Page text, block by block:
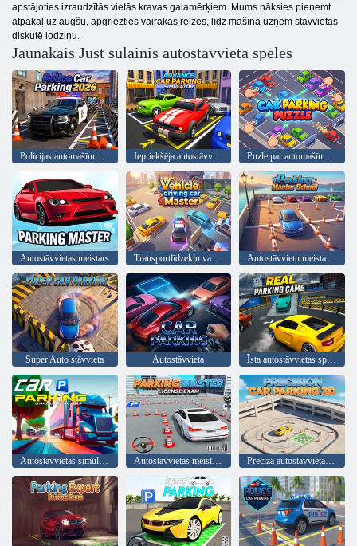
apstājoties izraudzītās vietās kravas galamērķiem. Mums nāksies pieņemt
atpakaļ uz augšu, apgriezties vairākas reizes, līdz mašīna uzņem stāvvietas
diskutē lodziņu.
Jaunākais Just sulainis autostāvvieta spēles
Policijas automašīnu stāvvieta 2026 Iepriekšēja autostāvvietas simulators Puzle par automašīnu novietošanu
Autostāvvietas meistars Transportlīdzekļu vadīšanas auto meistars
Super Auto stāvvieta Autostāvvieta Īsta autostāvvietas spēle
Autostāvvietas simulators 2025 Autostāvvietas meistars: licences eksāmens Precīza autostāvvieta 3D